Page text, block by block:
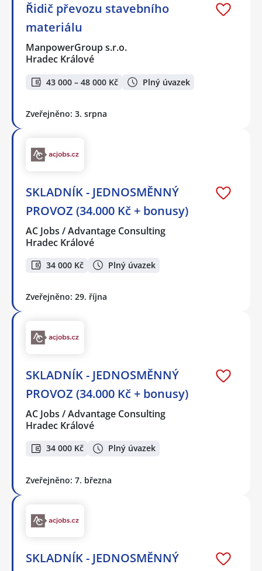
Řidič převozu stavebního
materiálu
ManpowerGroup s.r.o.
Hradec Králové
43 000 – 48 000 Kč Plný úvazek
Zveřejněno: 3. srpna
SKLADNÍK - JEDNOSMĚNNÝ
PROVOZ (34.000 Kč + bonusy)
AC Jobs / Advantage Consulting
Hradec Králové
34 000 Kč Plný úvazek
Zveřejněno: 29. října
SKLADNÍK - JEDNOSMĚNNÝ
PROVOZ (34.000 Kč + bonusy)
AC Jobs / Advantage Consulting
Hradec Králové
34 000 Kč Plný úvazek
Zveřejněno: 7. března
SKLADNÍK - JEDNOSMĚNNÝ